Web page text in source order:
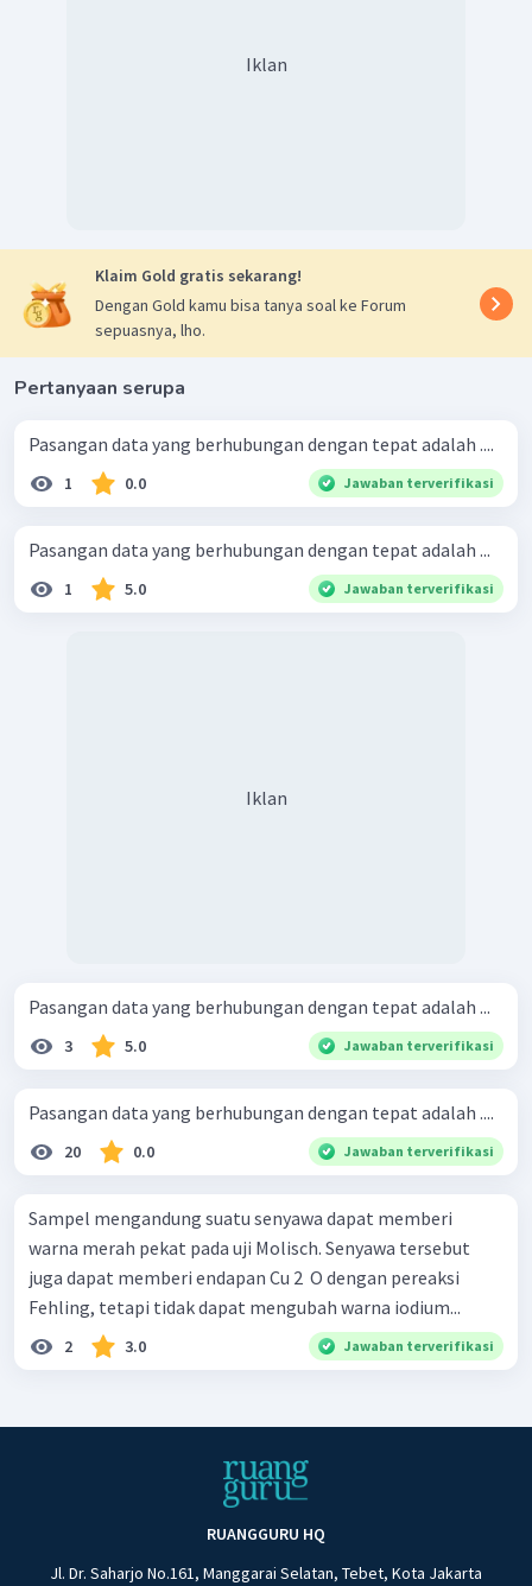
Iklan
Klaim Gold gratis sekarang!
Dengan Gold kamu bisa tanya soal ke Forum
sepuasnya, lho.
Pertanyaan serupa
Pasangan data yang berhubungan dengan tepat adalah ....
1 0.0 Jawaban terverifikasi
Pasangan data yang berhubungan dengan tepat adalah ...
1 5.0 Jawaban terverifikasi
Iklan
Pasangan data yang berhubungan dengan tepat adalah ...
3 5.0 Jawaban terverifikasi
Pasangan data yang berhubungan dengan tepat adalah ....
20 0.0 Jawaban terverifikasi
Sampel mengandung suatu senyawa dapat memberi
warna merah pekat pada uji Molisch. Senyawa tersebut
juga dapat memberi endapan Cu 2 ​ O dengan pereaksi
Fehling, tetapi tidak dapat mengubah warna iodium...
2 3.0 Jawaban terverifikasi
RUANGGURU HQ
Jl. Dr. Saharjo No.161, Manggarai Selatan, Tebet, Kota Jakarta